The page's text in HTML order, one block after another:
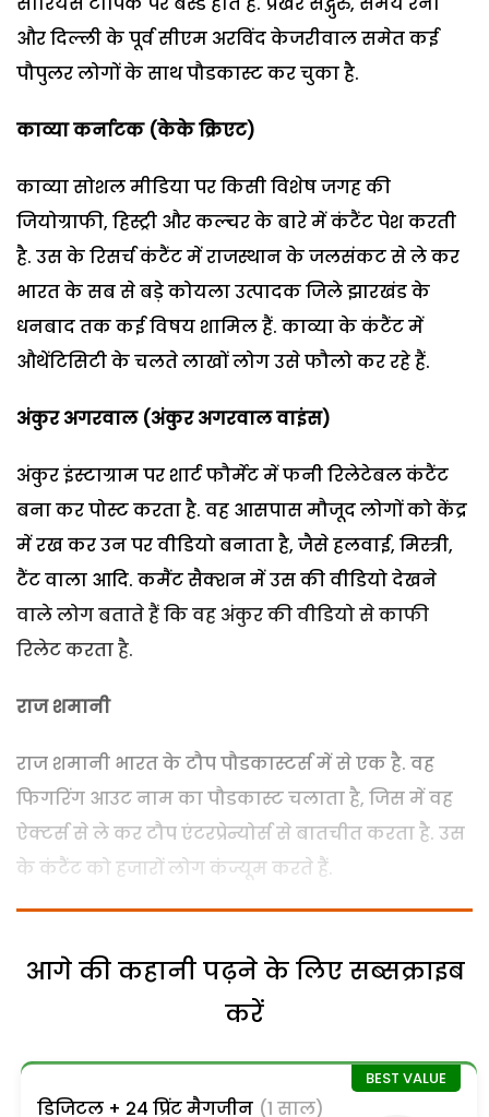
और दिल्ली के पूर्व सीएम अरविंद केजरीवाल समेत कई
पौपुलर लोगों के साथ पौडकास्ट कर चुका है.
काव्या कर्नाटक (केके क्रिएट)
काव्या सोशल मीडिया पर किसी विशेष जगह की
जियोग्राफी, हिस्ट्री और कल्चर के बारे में कंटैंट पेश करती
है. उस के रिसर्च कंटैंट में राजस्थान के जलसंकट से ले कर
भारत के सब से बड़े कोयला उत्पादक जिले झारखंड के
धनबाद तक कई विषय शामिल हैं. काव्या के कंटैंट में
औथेंटिसिटी के चलते लाखों लोग उसे फौलो कर रहे हैं.
अंकुर अगरवाल (अंकुर अगरवाल वाइंस)
अंकुर इंस्टाग्राम पर शार्ट फौर्मेट में फनी रिलेटेबल कंटैंट
बना कर पोस्ट करता है. वह आसपास मौजूद लोगों को केंद्र
में रख कर उन पर वीडियो बनाता है, जैसे हलवाई, मिस्त्री,
टैंट वाला आदि. कमैंट सैक्शन में उस की वीडियो देखने
वाले लोग बताते हैं कि वह अंकुर की वीडियो से काफी
रिलेट करता है.
राज शमानी
राज शमानी भारत के टौप पौडकास्टर्स में से एक है. वह
फिगरिंग आउट नाम का पौडकास्ट चलाता है, जिस में वह
ऐक्टर्स से ले कर टौप एंटरप्रेन्योर्स से बातचीत करता है. उस
के कंटैंट को हजारों लोग कंज्यूम करते हैं.
आगे की कहानी पढ़ने के लिए सब्सक्राइब
करें
डिजिटल + 24 प्रिंट मैगजीन (1 साल)